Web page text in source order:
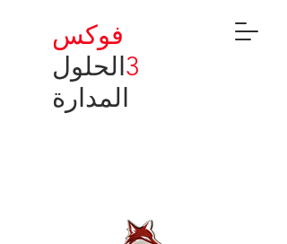
فوكس
3الحلول
المدارة